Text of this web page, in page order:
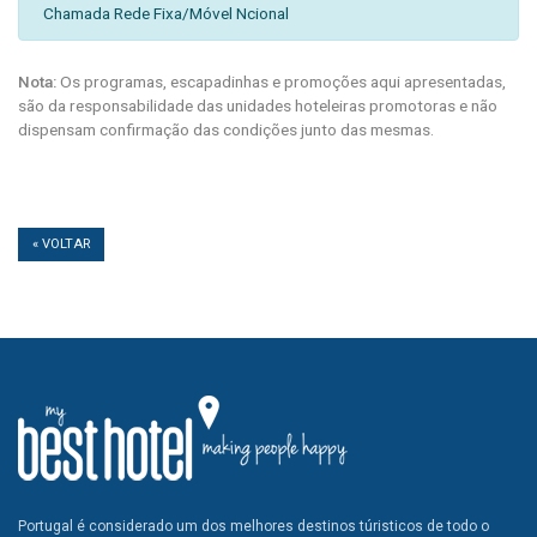
Chamada Rede Fixa/Móvel Ncional
Nota:Os programas, escapadinhas e promoções aqui apresentadas,
são da responsabilidade das unidades hoteleiras promotoras e não
dispensam confirmação das condições junto das mesmas.
« VOLTAR
Portugal é considerado um dos melhores destinos túristicos de todo o